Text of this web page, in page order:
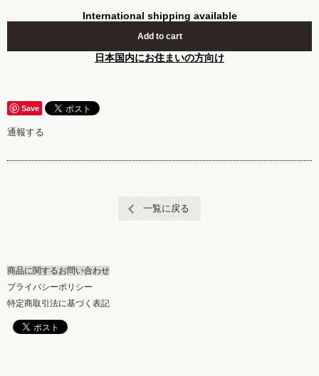
International shipping available
Add to cart
日本国内にお住まいの方向け
Save
通報する
一覧に戻る
商品に関するお問い合わせ
プライバシーポリシー
特定商取引法に基づく表記